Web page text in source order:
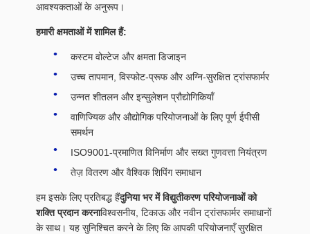
आवश्यकताओं के अनुरूप।
हमारी क्षमताओं में शामिल हैं:
कस्टम वोल्टेज और क्षमता डिजाइन
उच्च तापमान, विस्फोट-प्रूफ और अग्नि-सुरक्षित ट्रांसफार्मर
उन्नत शीतलन और इन्सुलेशन प्रौद्योगिकियाँ
वाणिज्यिक और औद्योगिक परियोजनाओं के लिए पूर्ण ईपीसी
समर्थन
ISO9001-प्रमाणित विनिर्माण और सख्त गुणवत्ता नियंत्रण
तेज़ वितरण और वैश्विक शिपिंग समाधान
हम इसके लिए प्रतिबद्ध हैंदुनिया भर में विद्युतीकरण परियोजनाओं को
शक्ति प्रदान करनाविश्वसनीय, टिकाऊ और नवीन ट्रांसफार्मर समाधानों
के साथ। यह सुनिश्चित करने के लिए कि आपकी परियोजनाएँ सुरक्षित